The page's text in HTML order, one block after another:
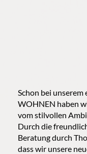
Schon bei unserem
WOHNEN haben
vom stilvollen
Durch die
Beratung durch
dass wir unsere